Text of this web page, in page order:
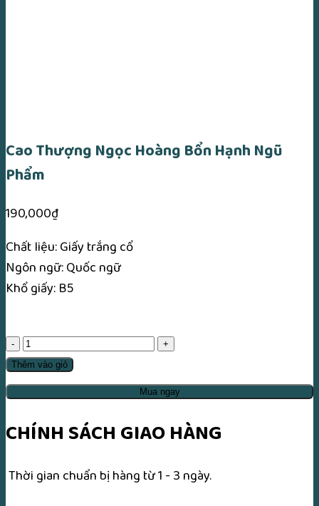
Cao Thượng Ngọc Hoàng Bổn Hạnh Ngũ
Phẩm
190,000₫
Chất liệu: Giấy trắng cổ
Ngôn ngữ: Quốc ngữ
Khổ giấy: B5
Cao
Thượng
Ngọc
Hoàng
Bổn
Hạnh
Ngũ
Phẩm
Thêm vào giỏ
Mua ngay
CHÍNH SÁCH GIAO HÀNG
Thời gian chuẩn bị hàng từ 1 - 3 ngày.